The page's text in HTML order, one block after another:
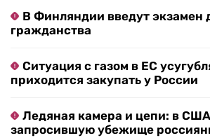
В Финляндии введут экзамен
гражданства
Ситуация с газом в ЕС
приходится закупать у России
Ледяная камера и цепи: в
запросившую убежище